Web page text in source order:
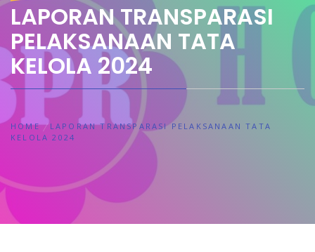
LAPORAN TRANSPARASI
PELAKSANAAN TATA
KELOLA 2024
HOME
LAPORAN TRANSPARASI PELAKSANAAN TATA
KELOLA 2024